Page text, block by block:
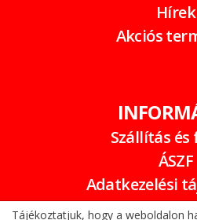
Hírek
Akciós
Szállítás és
ÁSZF
Adatkezelési
Tájékoztatjuk, hogy a weboldalon